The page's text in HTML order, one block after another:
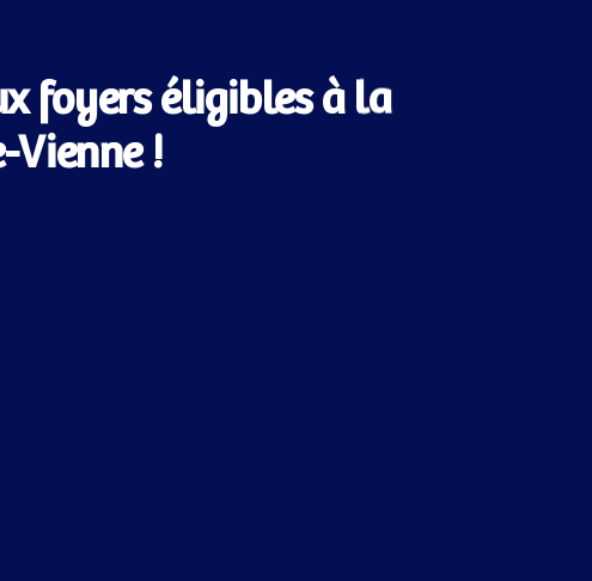
foyers éligibles à la
Vienne !